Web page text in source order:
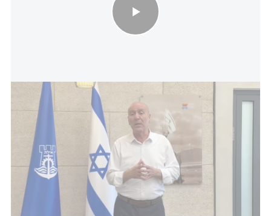
ראש עיריית אילת אלי לנקרי: מברך על הבהרת השב"כ ששמה דברים על
דיוקם"
על פי הדיווח שפורסם מוקדם יותר היום, זיני רואה בעיר
אילת נקודת תורפה ביטחונית בעיקר בשל מיקומה
הגאוגרפי המבודד, והוא הזהיר מפני אפשרות של פלישה
קרקעית אל תוך העיר מגבולותיה היבשתיים, ובפרט
. לפי הדיווח, הוא סבור כי יש להביא בחשבון
גם אפשרות של חדירה מכיוון הגבול הימי.